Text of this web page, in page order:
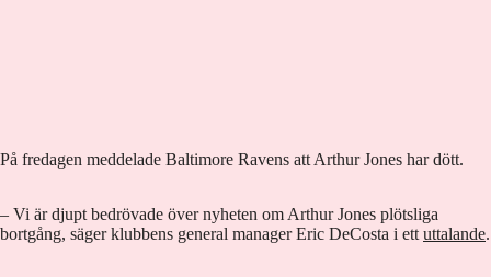
På fredagen meddelade Baltimore Ravens att Arthur Jones har dött.
– Vi är djupt bedrövade över nyheten om Arthur Jones plötsliga
bortgång, säger klubbens general manager Eric DeCosta i ett uttalande.